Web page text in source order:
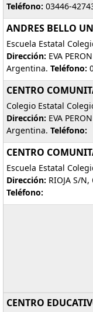
Teléfono: 03446-
ANDRES BELLO
Escuela Estatal
Dirección: EVA
Argentina. Teléfono:
CENTRO
Colegio Estatal
Dirección: EVA
Argentina. Teléfono:
CENTRO
Escuela Estatal
Dirección: RIOJA S/
Teléfono:
CENTRO